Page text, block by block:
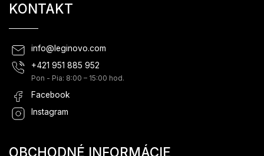
KONTAKT
info@ leginovo.com
+421 951 885 952
Pon - Pia: 8:00 – 15:00 hod.
Facebook
Instagram
OBCHODNÉ INFORMÁCIE